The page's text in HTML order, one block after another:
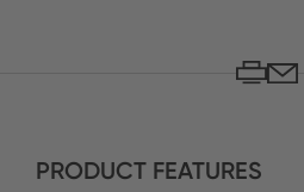
PRODUCT FEATURES